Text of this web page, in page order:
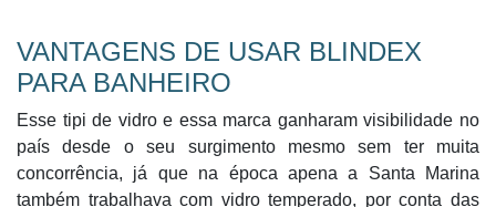
VANTAGENS DE USAR BLINDEX
PARA BANHEIRO
Esse tipi de vidro e essa marca ganharam visibilidade no
país desde o seu surgimento mesmo sem ter muita
concorrência, já que na época apena a Santa Marina
também trabalhava com vidro temperado, por conta das